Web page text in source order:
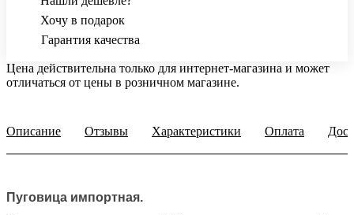
Хочу в подарок
Гарантия качества
Цена действительна только для интернет-магазина и может
отличаться от цены в розничном магазине.
Описание Отзывы Характеристики Оплата
Пуговица импортная.